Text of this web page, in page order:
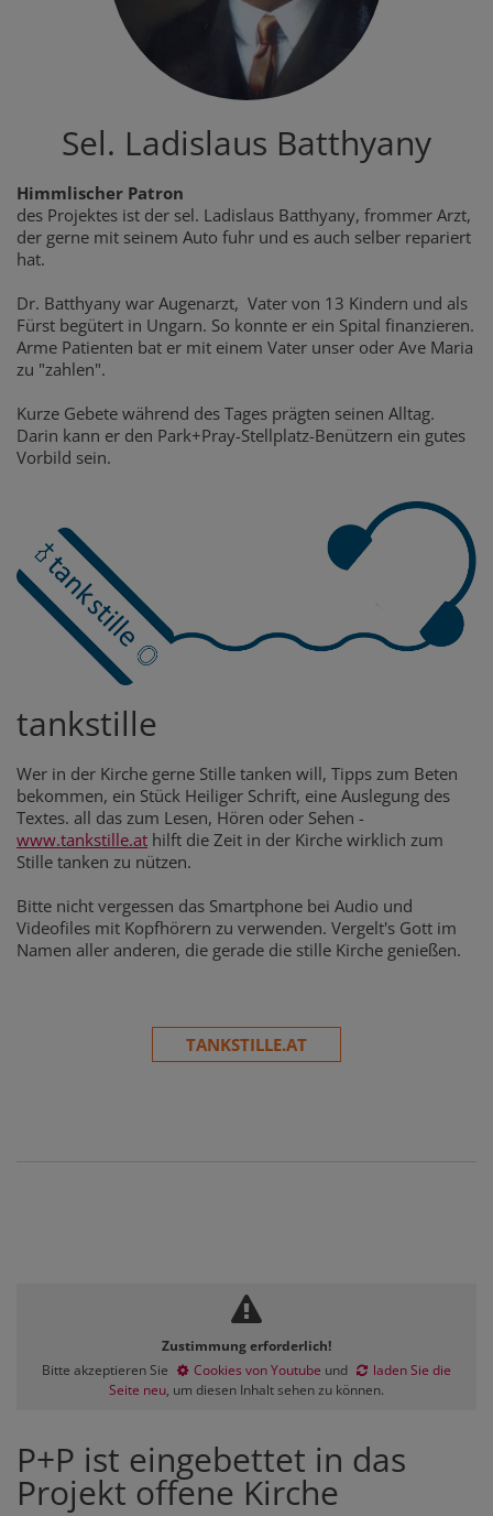
Sel. Ladislaus Batthyany
Himmlischer Patron
des Projektes ist der sel. Ladislaus Batthyany, frommer Arzt,
der gerne mit seinem Auto fuhr und es auch selber repariert
hat.
Dr. Batthyany war Augenarzt, Vater von 13 Kindern und als
Fürst begütert in Ungarn. So konnte er ein Spital finanzieren.
Arme Patienten bat er mit einem Vater unser oder Ave Maria
zu "zahlen".
Kurze Gebete während des Tages prägten seinen Alltag.
Darin kann er den Park+Pray-Stellplatz-Benützern ein gutes
Vorbild sein.
tankstille
Wer in der Kirche gerne Stille tanken will, Tipps zum Beten
bekommen, ein Stück Heiliger Schrift, eine Auslegung des
Textes. all das zum Lesen, Hören oder Sehen -
www.tankstille.at hilft die Zeit in der Kirche wirklich zum
Stille tanken zu nützen.
Bitte nicht vergessen das Smartphone bei Audio und
Videofiles mit Kopfhörern zu verwenden. Vergelt's Gott im
Namen aller anderen, die gerade die stille Kirche genießen.
TANKSTILLE.AT
Zustimmung erforderlich!
Bitte akzeptieren Sie
Cookies von Youtube und
laden Sie die
Seite neu, um diesen Inhalt sehen zu können.
P+P ist eingebettet in das
Projekt offene Kirche